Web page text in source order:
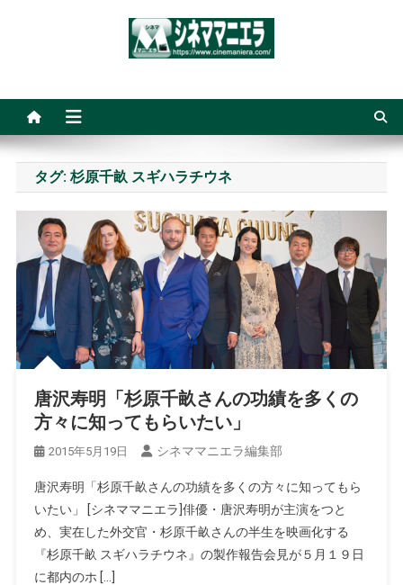
タグ: 杉原千畝 スギハラチウネ
唐沢寿明「杉原千畝さんの功績を多くの
方々に知ってもらいたい」
2015年5月19日 シネママニエラ編集部
唐沢寿明「杉原千畝さんの功績を多くの方々に知ってもら
いたい」 [シネママニエラ]俳優・唐沢寿明が主演をつと
め、実在した外交官・杉原千畝さんの半生を映画化する
『杉原千畝 スギハラチウネ』の製作報告会見が５月１９日
に都内のホ […]